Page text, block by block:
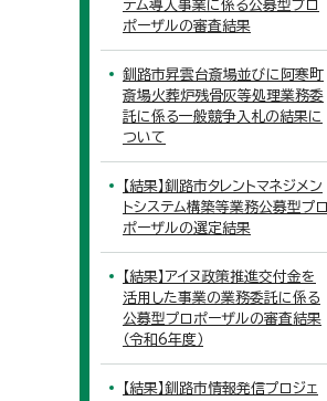
テム導入事業に係る公募型プロ
ポーザルの審査結果
釧路市昇雲台斎場並びに阿寒町
斎場火葬炉残骨灰等処理業務委
託に係る一般競争入札の結果に
ついて
【結果】釧路市タレントマネジメン
トシステム構築等業務公募型プロ
ポーザルの選定結果
【結果】アイヌ政策推進交付金を
活用した事業の業務委託に係る
公募型プロポーザルの審査結果
（令和6年度）
【結果】釧路市情報発信プロジェ